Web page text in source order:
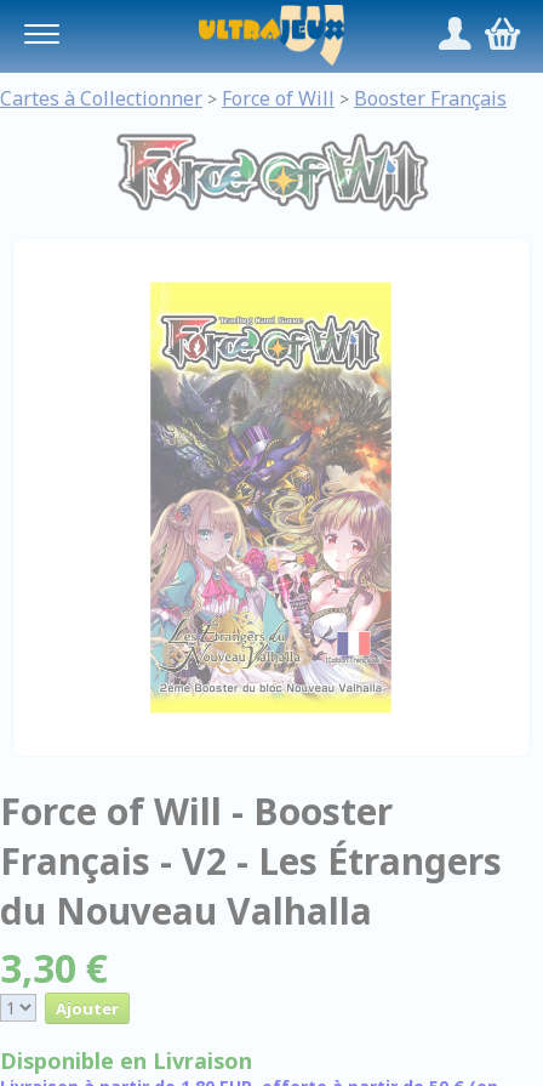
/,
Cartes à Collectionner > Force of Will > Booster Français
Force of Will - Booster
Français - V2 - Les Étrangers
du Nouveau Valhalla
3,30 €
Disponible en Livraison